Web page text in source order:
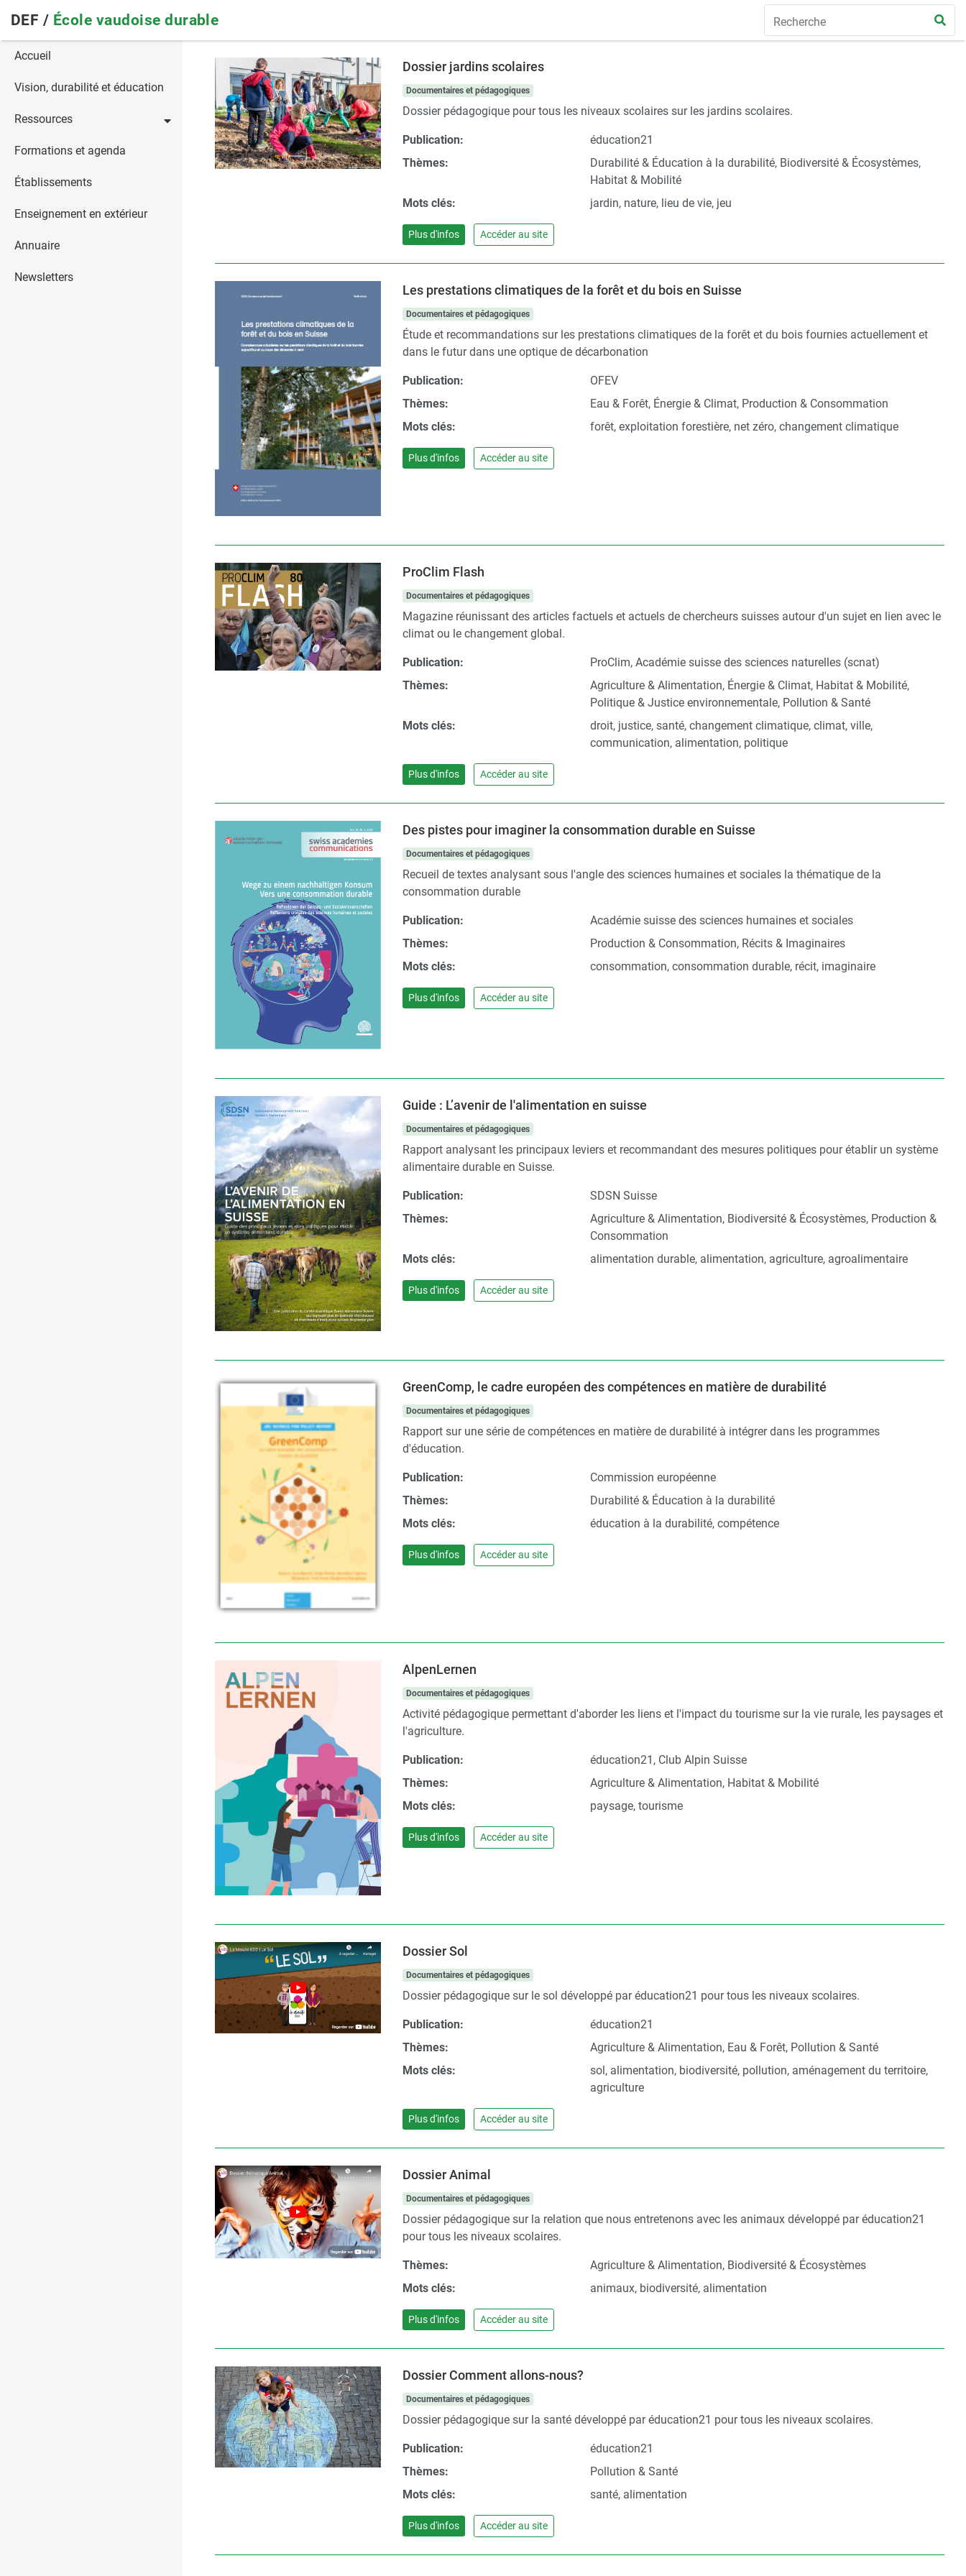
main
navigation
DEF / École vaudoise durable
Main
navigation
Accueil
Vision, durabilité et éducation
Ressources
Formations et agenda
Établissements
Enseignement en extérieur
Annuaire
Newsletters
Dossier jardins scolaires
Documentaires et pédagogiques
Dossier pédagogique pour tous les niveaux scolaires sur les jardins scolaires.
Publication:
éducation21
Thèmes:
Durabilité & Éducation à la durabilité, Biodiversité & Écosystèmes,
Habitat & Mobilité
Mots clés:
jardin, nature, lieu de vie, jeu
Plus d'infos Accéder au site
Les prestations climatiques de la forêt et du bois en Suisse
Documentaires et pédagogiques
Étude et recommandations sur les prestations climatiques de la forêt et du bois fournies actuellement et
dans le futur dans une optique de décarbonation
Publication:
OFEV
Thèmes:
Eau & Forêt, Énergie & Climat, Production & Consommation
Mots clés:
forêt, exploitation forestière, net zéro, changement climatique
Plus d'infos Accéder au site
ProClim Flash
Documentaires et pédagogiques
Magazine réunissant des articles factuels et actuels de chercheurs suisses autour d'un sujet en lien avec le
climat ou le changement global.
Publication:
ProClim, Académie suisse des sciences naturelles (scnat)
Thèmes:
Agriculture & Alimentation, Énergie & Climat, Habitat & Mobilité,
Politique & Justice environnementale, Pollution & Santé
Mots clés:
droit, justice, santé, changement climatique, climat, ville,
communication, alimentation, politique
Plus d'infos Accéder au site
Des pistes pour imaginer la consommation durable en Suisse
Documentaires et pédagogiques
Recueil de textes analysant sous l'angle des sciences humaines et sociales la thématique de la
consommation durable
Publication:
Académie suisse des sciences humaines et sociales
Thèmes:
Production & Consommation, Récits & Imaginaires
Mots clés:
consommation, consommation durable, récit, imaginaire
Plus d'infos Accéder au site
Guide : L’avenir de l'alimentation en suisse
Documentaires et pédagogiques
Rapport analysant les principaux leviers et recommandant des mesures politiques pour établir un système
alimentaire durable en Suisse.
Publication:
SDSN Suisse
Thèmes:
Agriculture & Alimentation, Biodiversité & Écosystèmes, Production &
Consommation
Mots clés:
alimentation durable, alimentation, agriculture, agroalimentaire
Plus d'infos Accéder au site
GreenComp, le cadre européen des compétences en matière de durabilité
Documentaires et pédagogiques
Rapport sur une série de compétences en matière de durabilité à intégrer dans les programmes
d'éducation.
Publication:
Commission européenne
Thèmes:
Durabilité & Éducation à la durabilité
Mots clés:
éducation à la durabilité, compétence
Plus d'infos Accéder au site
AlpenLernen
Documentaires et pédagogiques
Activité pédagogique permettant d'aborder les liens et l'impact du tourisme sur la vie rurale, les paysages et
l'agriculture.
Publication:
éducation21, Club Alpin Suisse
Thèmes:
Agriculture & Alimentation, Habitat & Mobilité
Mots clés:
paysage, tourisme
Plus d'infos Accéder au site
Dossier Sol
Documentaires et pédagogiques
Dossier pédagogique sur le sol développé par éducation21 pour tous les niveaux scolaires.
Publication:
éducation21
Thèmes:
Agriculture & Alimentation, Eau & Forêt, Pollution & Santé
Mots clés:
sol, alimentation, biodiversité, pollution, aménagement du territoire,
agriculture
Plus d'infos Accéder au site
Dossier Animal
Documentaires et pédagogiques
Dossier pédagogique sur la relation que nous entretenons avec les animaux développé par éducation21
pour tous les niveaux scolaires.
Thèmes:
Agriculture & Alimentation, Biodiversité & Écosystèmes
Mots clés:
animaux, biodiversité, alimentation
Plus d'infos Accéder au site
Dossier Comment allons-nous?
Documentaires et pédagogiques
Dossier pédagogique sur la santé développé par éducation21 pour tous les niveaux scolaires.
Publication:
éducation21
Thèmes:
Pollution & Santé
Mots clés:
santé, alimentation
Plus d'infos Accéder au site